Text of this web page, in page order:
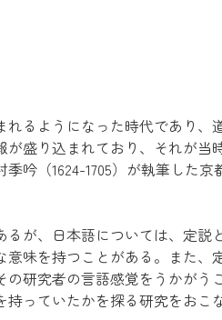
るようになった時代であり
が盛り込まれており、それが
吟（1624-1705）が執筆した
が、日本語については、定
味を持つことがある。また
研究者の言語感覚をうかが
っていたかを探る研究をおこ